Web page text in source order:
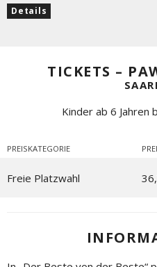
Details
TICKETS –
Kinder ab 6 Jahren
PREISKATEGORIE
Freie Platzwahl